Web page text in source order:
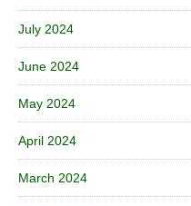
July 2024
June 2024
May 2024
April 2024
March 2024